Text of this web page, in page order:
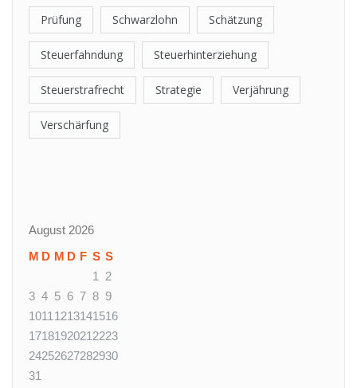
Prüfung Schwarzlohn Schätzung
Steuerfahndung Steuerhinterziehung
Steuerstrafrecht Strategie Verjährung
Verschärfung
August 2026
M D M D F S S
1
2
3 4 5 6 7 8 9
1011 1213141516
1718192021 2223
24252627282930
31